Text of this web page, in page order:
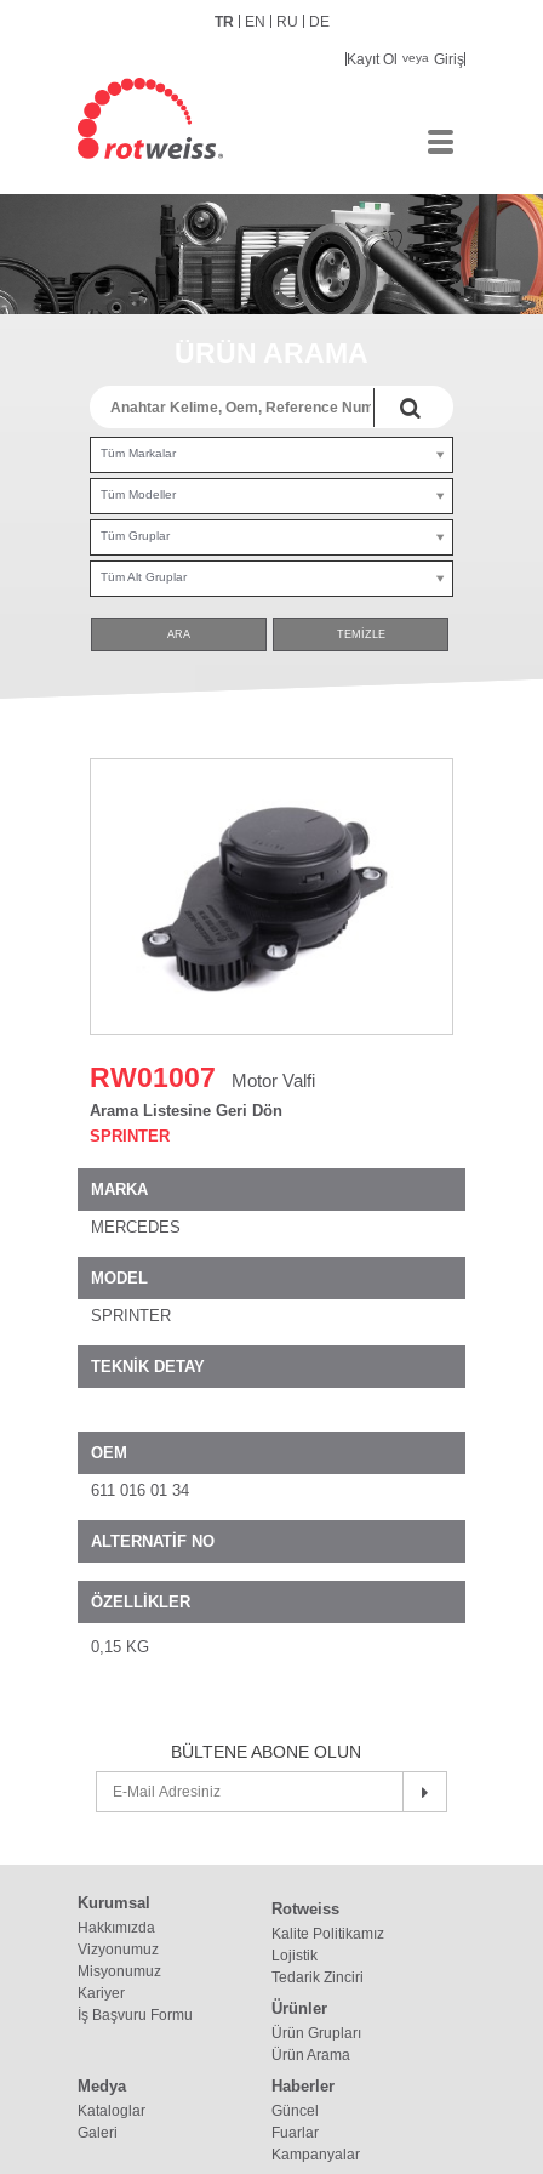
Kayıt Ol veya Giriş
TR EN RU DE
Tüm Markalar
Tüm Modeller
Tüm Gruplar
Tüm Alt Gruplar
ARA TEMİZLE
RW01007 Motor Valfi
Arama Listesine Geri Dön
SPRINTER
MARKA
MERCEDES
MODEL
SPRINTER
TEKNİK DETAY
OEM
611 016 01 34
ALTERNATİF NO
ÖZELLİKLER
0,15 KG
BÜLTENE ABONE OLUN
Kurumsal
Hakkımızda
Vizyonumuz
Misyonumuz
Kariyer
İş Başvuru Formu
Rotweiss
Kalite Politikamız
Lojistik
Tedarik Zinciri
Ürünler
Ürün Grupları
Ürün Arama
Medya
Kataloglar
Galeri
Haberler
Güncel
Fuarlar
Kampanyalar